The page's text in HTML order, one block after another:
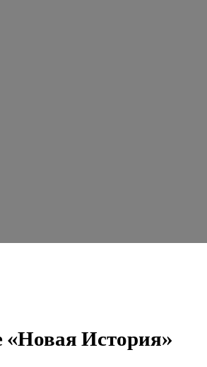
«Новая История»